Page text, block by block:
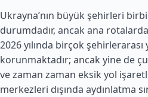
Ukrayna’nın büyük şehirleri
durumdadır, ancak ana
2026 yılında birçok
korunmaktadır; ancak yine de
ve zaman zaman eksik yol
merkezleri dışında aydınlatma